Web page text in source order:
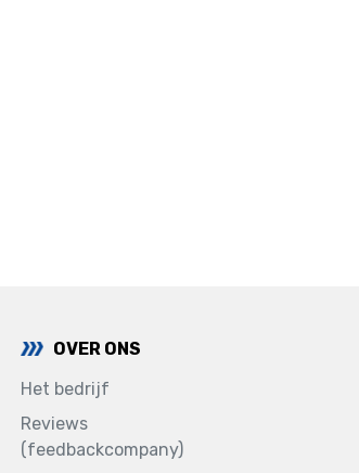
OVER ONS
Het bedrijf
Reviews
(feedbackcompany)